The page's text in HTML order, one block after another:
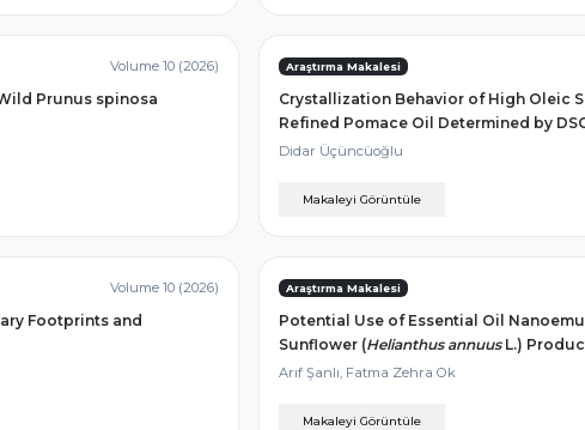
Volume 10 (2026)
Prunus spinosa
Araştırma Makalesi
Crystallization Behavior of High Oleic
Refined Pomace Oil Determined by
Didar Üçüncüoğlu
Makaleyi Görüntüle
Volume 10 (2026)
Footprints and
Araştırma Makalesi
Potential Use of Essential Oil
Sunflower (Helianthus annuusL.)
Arıf Şanlı, Fatma Zehra Ok
Makaleyi Görüntüle